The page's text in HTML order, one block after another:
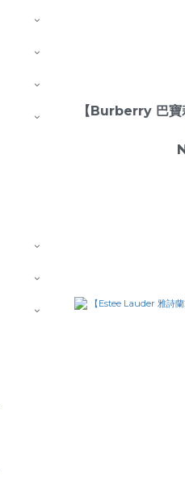
【Burberry 巴